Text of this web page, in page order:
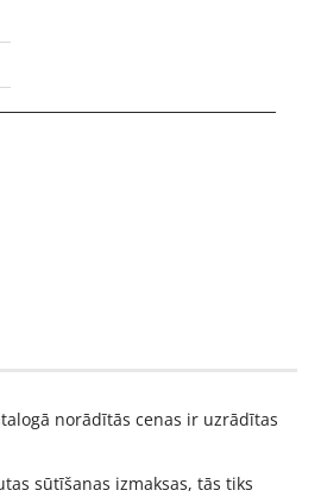
norādītās cenas ir uzrādītas
sūtīšanas izmaksas, tās tiks